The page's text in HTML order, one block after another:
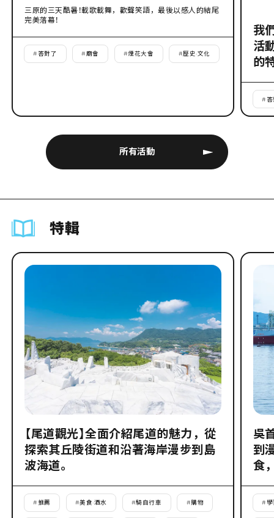
所有活動
三原的三天酷暑！載歌載舞，歡聲笑語，最後以感人的結尾
完美落幕！
# 答對了 #廟會 #煙花大會 #歷史·文化
我
活
的
#
特輯
【尾道觀光】全面介紹尾道的魅力，從
探索其丘陵街道和沿著海岸漫步到島
波海道。
#推薦 #美食·酒水 #騎自行車 #購物
吳
到
食
# 學